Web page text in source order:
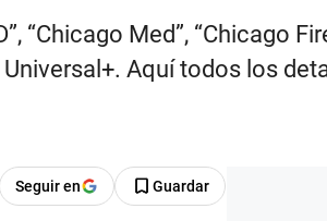
“Chicago Med”, “Chicago
Aquí todos los
Seguir en Guardar